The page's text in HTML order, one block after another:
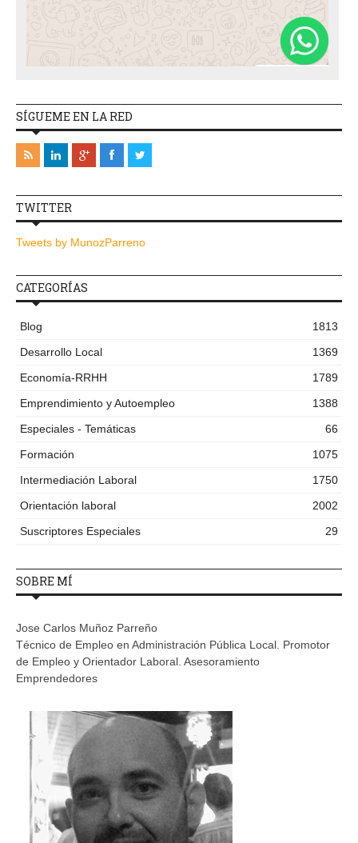
SÍGUEME EN LA RED
TWITTER
Tweets by MunozParreno
CATEGORÍAS
Blog
1813
Desarrollo Local
1369
Economía-RRHH
1789
Emprendimiento y Autoempleo
1388
Especiales - Temáticas
66
Formación
1075
Intermediación Laboral
1750
Orientación laboral
2002
Suscriptores Especiales
29
SOBRE MÍ
Jose Carlos Muñoz Parreño
Técnico de Empleo en Administración Pública Local. Promotor
de Empleo y Orientador Laboral. Asesoramiento
Emprendedores